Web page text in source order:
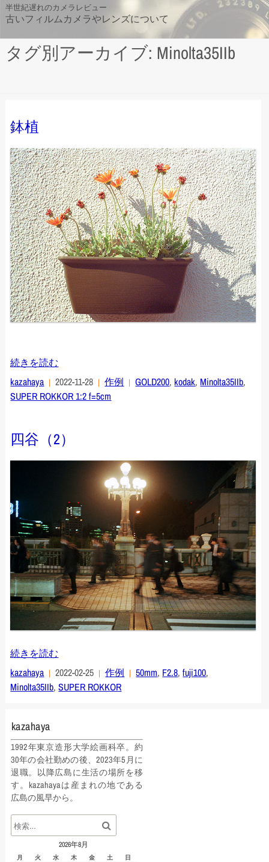
Skip
to
content
半世紀遅れのカメラレビュー
古いフィルムカメラやレンズについて
タグ別アーカイブ: Minolta35IIb
鉢植
続きを読む
kazahaya
2022-11-28 作例 GOLD200, kodak, Minolta35IIb,
SUPER ROKKOR 1:2 f=5cm
四谷（2）
続きを読む
kazahaya
2022-02-25 作例 50mm, F2.8,fuji100,
Minolta35IIb,SUPER ROKKOR
kazahaya
1992年東京造形大学絵画科卒。約
30年の会社勤めの後、2023年5月に
退職。以降広島に生活の場所を移
す。kazahayaは産まれの地である
広島の風早から。
2026年8月
月 火 水 木 金 土 日